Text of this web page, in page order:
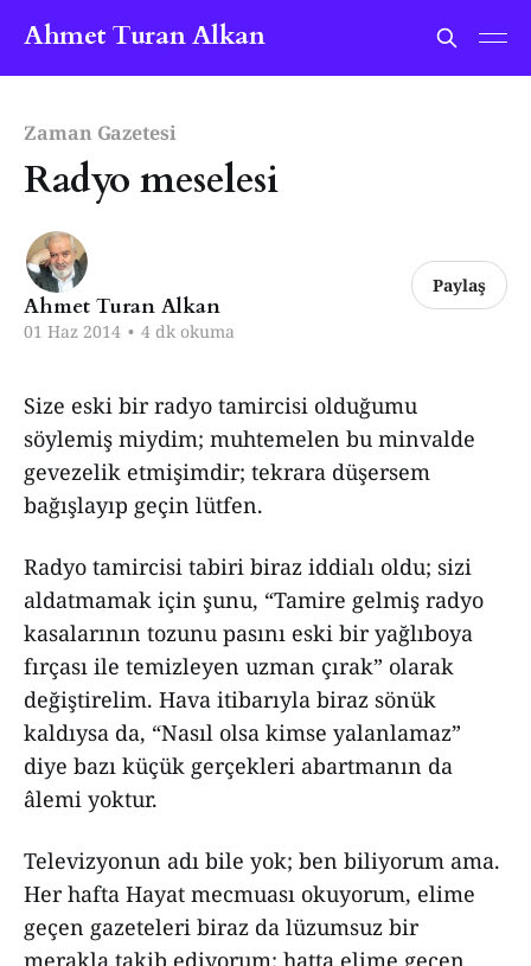
Ahmet Turan Alkan
Zaman Gazetesi
Radyo meselesi
Ahmet Turan Alkan
01 Haz 2014 • 4 dk okuma
Paylaş
Size eski bir radyo tamircisi olduğumu
söylemiş miydim; muhtemelen bu minvalde
gevezelik etmişimdir; tekrara düşersem
bağışlayıp geçin lütfen.
Radyo tamircisi tabiri biraz iddialı oldu; sizi
aldatmamak için şunu, “Tamire gelmiş radyo
kasalarının tozunu pasını eski bir yağlıboya
fırçası ile temizleyen uzman çırak” olarak
değiştirelim. Hava itibarıyla biraz sönük
kaldıysa da, “Nasıl olsa kimse yalanlamaz”
diye bazı küçük gerçekleri abartmanın da
âlemi yoktur.
Televizyonun adı bile yok; ben biliyorum ama.
Her hafta Hayat mecmuası okuyorum, elime
geçen gazeteleri biraz da lüzumsuz bir
merakla takib ediyorum; hatta elime geçen